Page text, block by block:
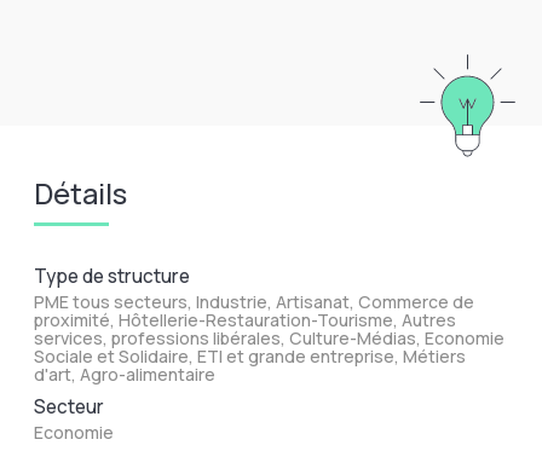
Détails
Type de structure
PME tous secteurs, Industrie, Artisanat, Commerce de
proximité, Hôtellerie-Restauration-Tourisme, Autres
services, professions libérales, Culture-Médias, Economie
Sociale et Solidaire, ETI et grande entreprise, Métiers
d'art, Agro-alimentaire
Secteur
Economie